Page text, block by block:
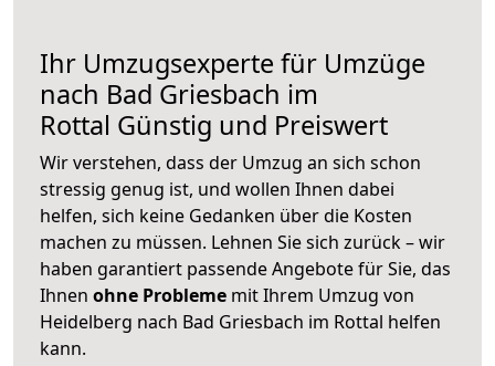
Ihr Umzugsexperte für Umzüge
nach Bad Griesbach im
Rottal Günstig und Preiswert
Wir verstehen, dass der Umzug an sich schon
stressig genug ist, und wollen Ihnen dabei
helfen, sich keine Gedanken über die Kosten
machen zu müssen. Lehnen Sie sich zurück – wir
haben garantiert passende Angebote für Sie, das
Ihnen ohne Probleme mit Ihrem Umzug von
Heidelberg nach Bad Griesbach im Rottal helfen
kann.